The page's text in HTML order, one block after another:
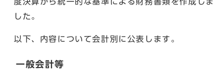
した。
以下、内容について会計別に公表します。
一般会計等